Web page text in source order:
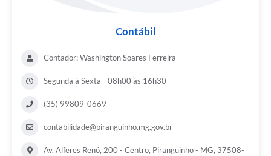
Contábil
Contador: Washington Soares Ferreira
Segunda à Sexta - 08h00 às 16h30
(35) 99809-0669
contabilidade@piranguinho.mg.gov.br
Av. Alferes Renó, 200 - Centro, Piranguinho - MG, 37508-